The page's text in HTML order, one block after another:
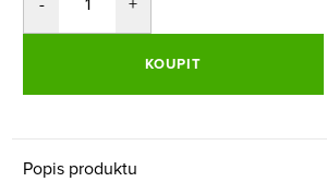
KOUPIT
Popis produktu